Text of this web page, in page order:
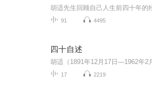
91 4495
四十自述
17 2219